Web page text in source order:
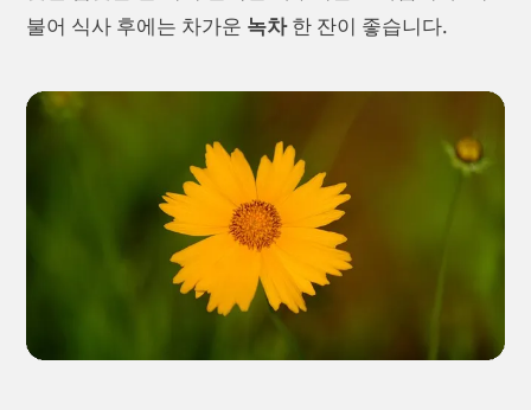
불어 식사 후에는 차가운 녹차한 잔이 좋습니다.